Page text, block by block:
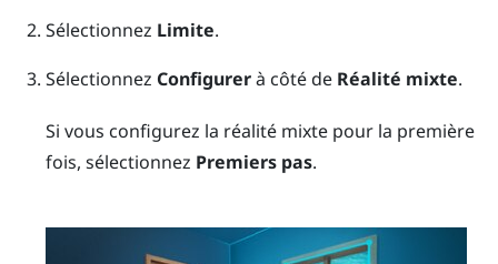
Sélectionnez Limite.
Sélectionnez Configurerà côté de Réalité mixte.
Si vous configurez la réalité mixte pour la première
fois, sélectionnez Premiers pas.